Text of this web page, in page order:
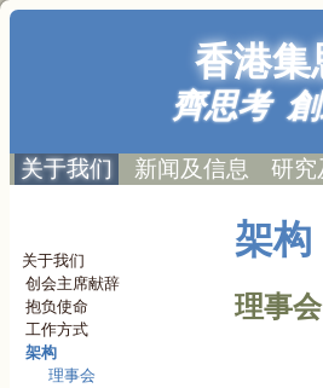
香港集
齊思考
关于我们 新闻及信息 研究
关于我们
创会主席献辞
抱负使命
工作方式
架构
理事会
架构
理事会